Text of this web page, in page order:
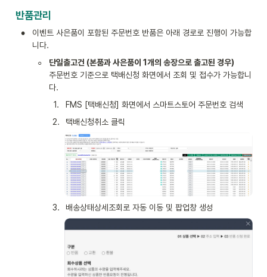
반품관리
•
이벤트 사은품이 포함된 주문번호 반품은 아래 경로로 진행이 가능합
니다.
◦
주문번호 기준으로 택배신청 화면에서 조회 및 접수가 가능합니
다.
1.
FMS [택배신청] 화면에서 스마트스토어 주문번호 검색
2. 택배신청취소 클릭
3. 배송상태상세조회로 자동 이동 및 팝업창 생성